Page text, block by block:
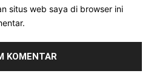
situs web saya di browser ini